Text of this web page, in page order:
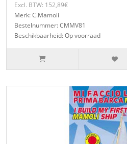
Excl. BTW: 152,89€
Merk: C.Mamoli
Bestelnummer: CMMV81
Beschikbaarheid: Op voorraad